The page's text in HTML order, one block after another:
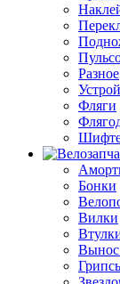
Разное
Фляги
Бонки
Вилки
Вынос